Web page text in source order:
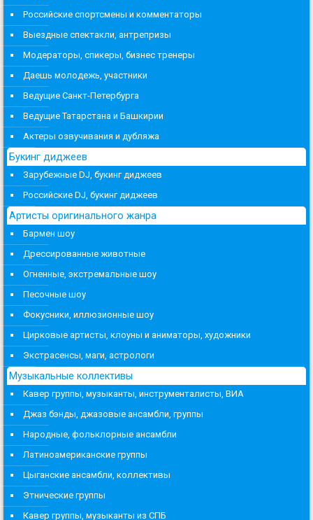
Российские спортсмены и комментаторы
Выездные спектакли, антрепризы
Модераторы, спикеры, бизнес тренеры
Даешь молодежь, участники
Ведущие Санкт-Петербурга
Ведущие Татарстана и Башкирии
Актеры озвучивания и дубляжа
Букинг диджеев
Зарубежные DJ, букинг диджеев
Российские DJ, букинг диджеев
Артисты оригинального жанра
Бармен шоу
Дрессированные животные
Огненные, экстремальные шоу
Песочные шоу
Фокусники, иллюзионные шоу
Цирковые артисты, клоуны и аниматоры, художники
Экстрасенсы, маги, астрологи
Музыкальные коллективы
Кавер группы, музыканты, инструменталисты, ВИА
Джаз бэнды, джазовые ансамбли, группы
Народные, фольклорные ансамбли
Латиноамериканские группы
Цыганские ансамбли, коллективы
Этнические группы
Кавер группы, музыканты из СПБ